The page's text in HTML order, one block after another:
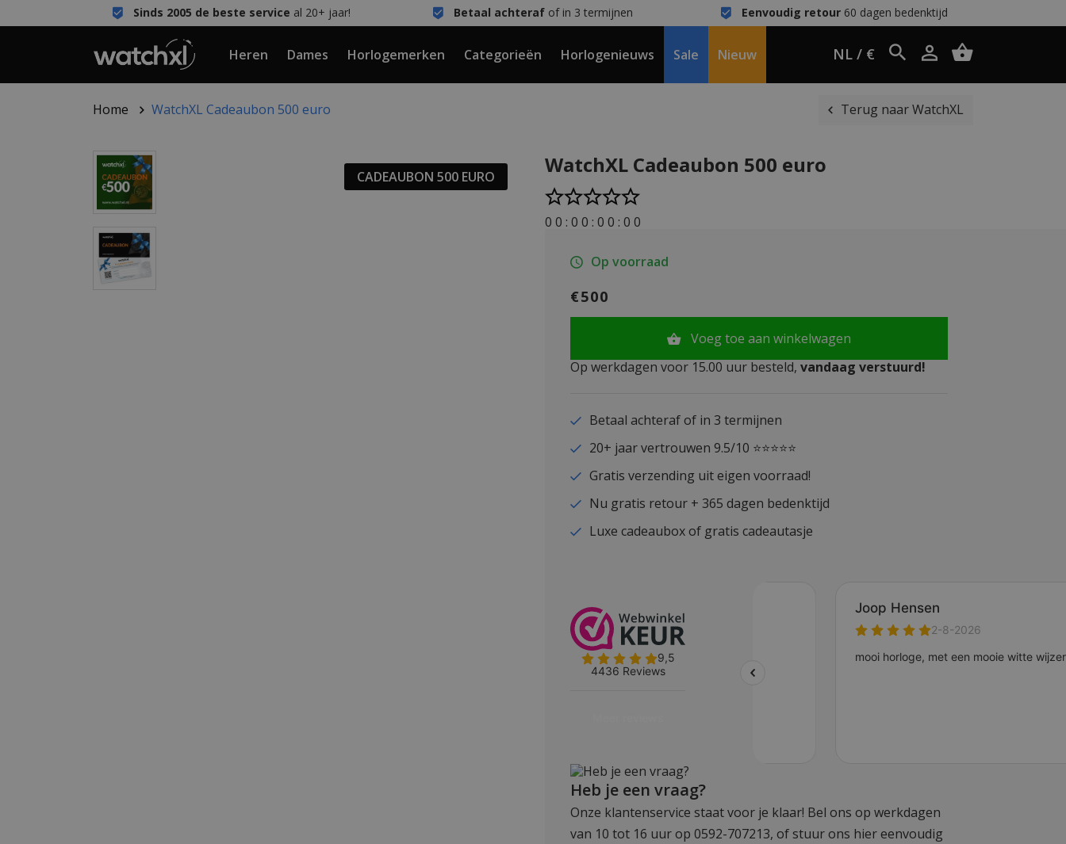
Sinds 2005 de beste service al 20+ jaar! Betaal achterafof in 3 termijnen Eenvoudig retour60 dagen bedenktijd
Heren Dames Horlogemerken Categorieën Horlogenieuws Sale Nieuw NL / €
Home WatchXL Cadeaubon 500 euro Terug naar WatchXL
CADEAUBON 500 EURO WatchXL Cadeaubon 500 euro
0 0 : 0 0 : 0 0 : 0 0
Op voorraad
€500
Voeg toe aan winkelwagen
Op werkdagen voor 15.00 uur besteld, vandaag verstuurd!
Betaal achteraf of in 3 termijnen
20+ jaar vertrouwen 9.5/10 ⭐⭐⭐⭐⭐
Gratis verzending uit eigen voorraad!
Nu gratis retour + 365 dagen bedenktijd
Luxe cadeaubox of gratis cadeautasje
Heb je een vraag?
Onze klantenservice staat voor je klaar! Bel ons op werkdagen
van 10 tot 16 uur op 0592-707213, of stuur ons hier eenvoudig